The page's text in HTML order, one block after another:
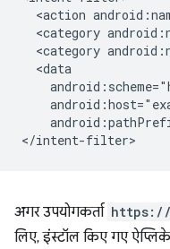
<action
<category
<category
अगर उपयोगकर्ता https://
लिए, इंस्टॉल किए गए